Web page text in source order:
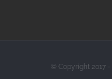
© Copyright 2017 -